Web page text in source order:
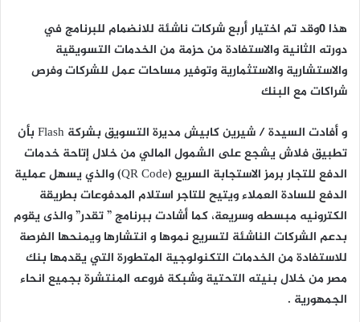
هذا 0وقد تم اختيار أربع شركات ناشئة للانضمام للبرنامج في
دورته الثانية والاستفادة من حزمة من الخدمات التسويقية
والاستشارية والاستثمارية وتوفير مساحات عمل للشركات وفرص
شراكات مع البنك
و أفادت السيدة / شيرين كابيش مديرة التسويق بشركة Flash بأن
تطبيق فلاش يشجع على الشمول المالي من خلال إتاحة خدمات
الدفع للتجار برمز الاستجابة السريع (QR Code) والذي يسهل عملية
الدفع للسادة العملاء ويتيح للتاجر استلام المدفوعات بطريقة
الكترونيه مبسطه وسريعة، كما أشادت ببرنامج ” تقدر” والذى يقوم
بدعم الشركات الناشئة لتسريع نموها و انتشارها ويمنحها الفرصة
للاستفادة من الخدمات التكنولوجية المتطورة التي يقدمها بنك
مصر من خلال بنيته التحتية وشبكة فروعه المنتشرة بجميع انحاء
الجمهورية .